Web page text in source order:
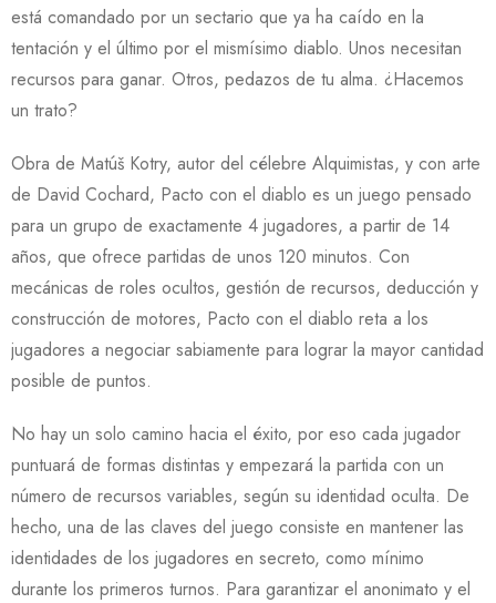
está comandado por un sectario que ya ha caído en la
tentación y el último por el mismísimo diablo. Unos necesitan
recursos para ganar. Otros, pedazos de tu alma. ¿Hacemos
un trato?
Obra de Matúš Kotry, autor del célebre Alquimistas, y con arte
de David Cochard, Pacto con el diablo es un juego pensado
para un grupo de exactamente 4 jugadores, a partir de 14
años, que ofrece partidas de unos 120 minutos. Con
mecánicas de roles ocultos, gestión de recursos, deducción y
construcción de motores, Pacto con el diablo reta a los
jugadores a negociar sabiamente para lograr la mayor cantidad
posible de puntos.
No hay un solo camino hacia el éxito, por eso cada jugador
puntuará de formas distintas y empezará la partida con un
número de recursos variables, según su identidad oculta. De
hecho, una de las claves del juego consiste en mantener las
identidades de los jugadores en secreto, como mínimo
durante los primeros turnos. Para garantizar el anonimato y el